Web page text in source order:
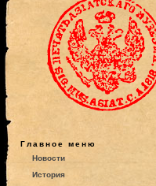
Главное меню
Новости
История